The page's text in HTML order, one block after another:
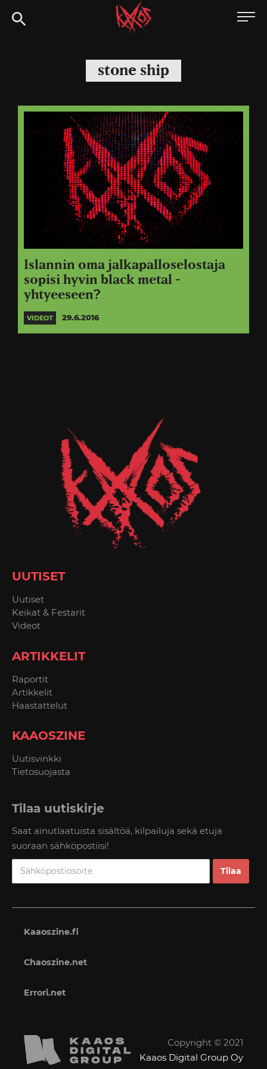
Siirry
suoraan
Kaaoszine
stone ship
Islannin oma jalkapalloselostaja
sopisi hyvin black metal -
yhtyeeseen?
VIDEOT 29.6.2016
UUTISET
Uutiset
Keikat & Festarit
Videot
ARTIKKELIT
Raportit
Artikkelit
Haastattelut
KAAOSZINE
Uutisvinkki
Tietosuojasta
Tilaa uutiskirje
Saat ainutlaatuista sisältöä, kilpailuja sekä etuja
suoraan sähköpostiisi!
Kaaoszine.fi
Chaoszine.net
Errori.net
Copyright © 2021
Kaaos Digital Group Oy